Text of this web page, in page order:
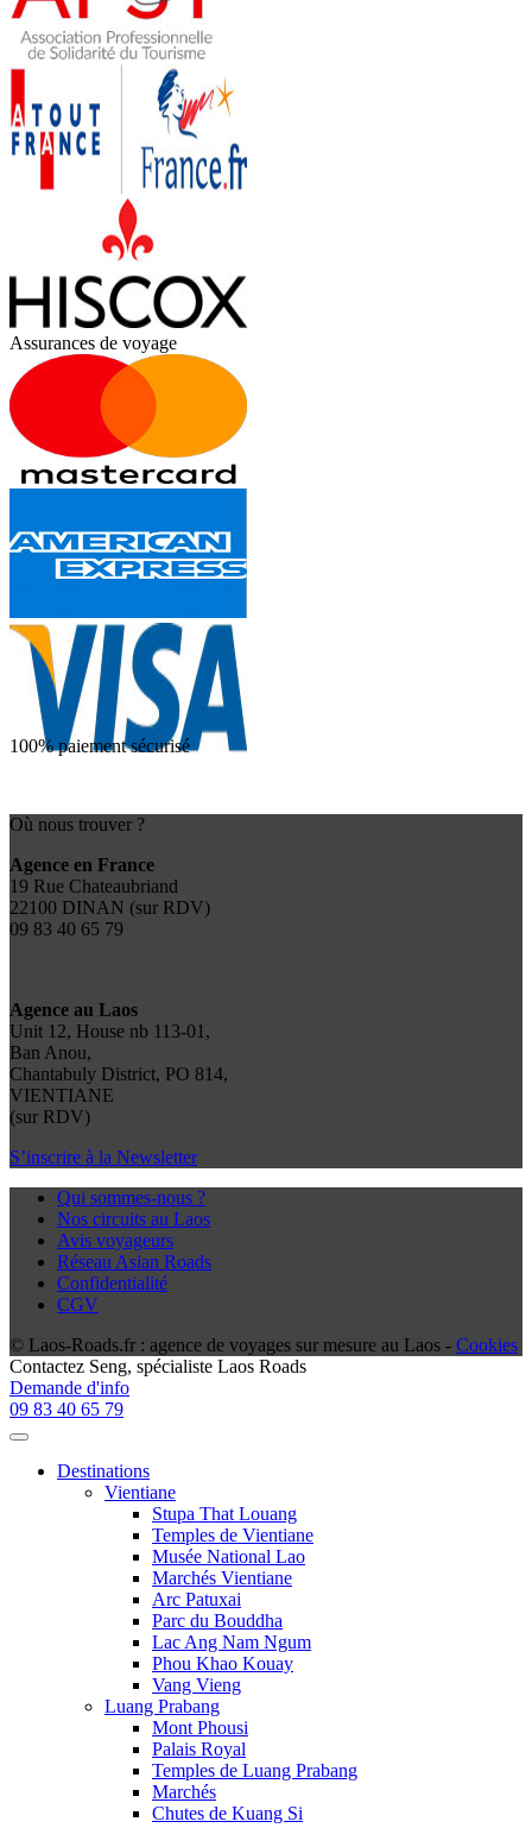
Assurances de voyage
100% paiement sécurisé
Où nous trouver ?
Agence en France
19 Rue Chateaubriand
22100 DINAN (sur RDV)
09 83 40 65 79
Agence au Laos
Unit 12, House nb 113-01,
Ban Anou,
Chantabuly District, PO 814,
VIENTIANE
(sur RDV)
S’inscrire à la Newsletter
Qui sommes-nous ?
Nos circuits au Laos
Avis voyageurs
Réseau Asian Roads
Confidentialité
CGV
© Laos-Roads.fr : agence de voyages sur mesure au Laos - Cookies
Contactez Seng, spécialiste Laos Roads
Demande d'info
09 83 40 65 79
Destinations
Vientiane
Stupa That Louang
Temples de Vientiane
Musée National Lao
Marchés Vientiane
Arc Patuxai
Parc du Bouddha
Lac Ang Nam Ngum
Phou Khao Kouay
Vang Vieng
Luang Prabang
Mont Phousi
Palais Royal
Temples de Luang Prabang
Marchés
Chutes de Kuang Si